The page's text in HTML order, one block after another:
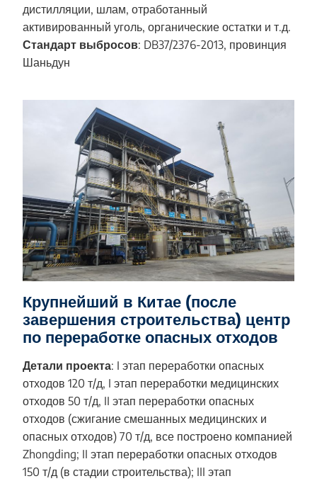
дистилляции, шлам, отработанный
активированный уголь, органические остатки и т.д.
Стандарт выбросов: DB37/2376-2013, провинция
Шаньдун
Крупнейший в Китае (после
завершения строительства) центр
по переработке опасных отходов
Детали проекта: I этап переработки опасных
отходов 120 т/д, I этап переработки медицинских
отходов 50 т/д, II этап переработки опасных
отходов (сжигание смешанных медицинских и
опасных отходов) 70 т/д, все построено компанией
Zhongding; II этап переработки опасных отходов
150 т/д (в стадии строительства); III этап